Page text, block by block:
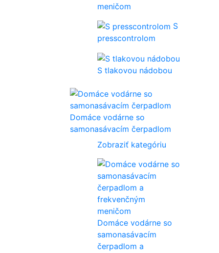
meničom
S
presscontrolom
S tlakovou nádobou
Domáce vodárne so
samonasávacím čerpadlom
Zobraziť kategóriu
Domáce vodárne so
samonasávacím
čerpadlom a